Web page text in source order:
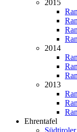
2015
2014
2013
Ehrentafel